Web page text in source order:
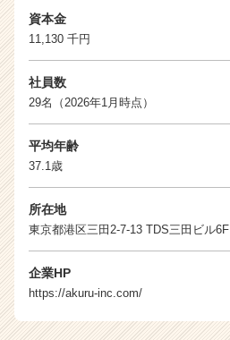
届
く
チ
ア
資本金
11,130 千円
社員数
29名（2026年1月時点）
平均年齢
37.1歳
所在地
東京都港区三田2-7-13 TDS三田ビル6F
企業HP
https://akuru-inc.com/